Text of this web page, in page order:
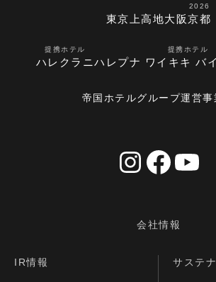
東京 上高地大阪
2026
京都
提携ホテル
ハレクラニ
提携ホテル
ハレプナ ワイキキ バ
帝国ホテルグループ運営事
会社情報
IR情報 サステ